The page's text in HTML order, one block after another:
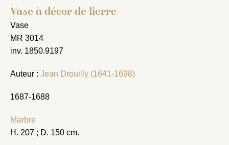
Vase à décor de lierre
Vase
MR 3014
inv. 1850.9197
Auteur : Jean Drouilly (1641-1698)
1687-1688
Marbre
H. 207 ; D. 150 cm.